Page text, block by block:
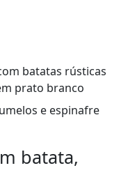
e espinafre
batata,